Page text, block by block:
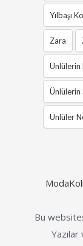
Yılbaşı
Zara
Ünlülerin
Ünlülerin
Ünlüler
Bu